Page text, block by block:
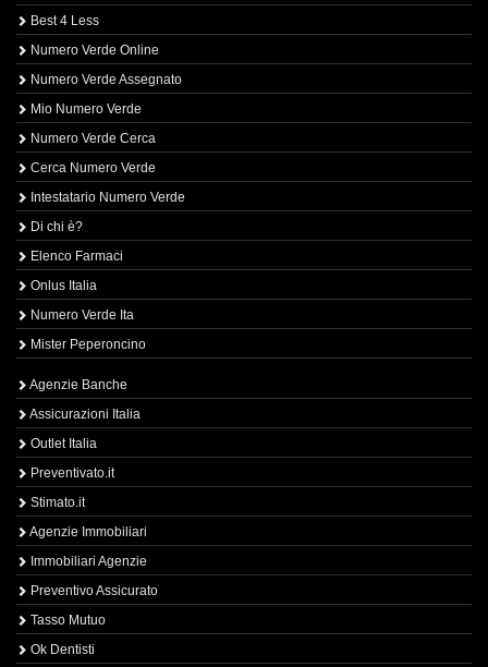
Best 4 Less
Numero Verde Online
Numero Verde Assegnato
Mio Numero Verde
Numero Verde Cerca
Cerca Numero Verde
Intestatario Numero Verde
Di chi è?
Elenco Farmaci
Onlus Italia
Numero Verde Ita
Mister Peperoncino
Agenzie Banche
Assicurazioni Italia
Outlet Italia
Preventivato.it
Stimato.it
Agenzie Immobiliari
Immobiliari Agenzie
Preventivo Assicurato
Tasso Mutuo
Ok Dentisti